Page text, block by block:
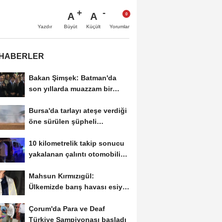
Yazdır
A
Büyüt
A
Küçült Yorumlar
Bakan Şimşek: Batman'da
son yıllarda muazzam bir
Bursa'da tarlayı ateşe verdiği
öne sürülen şüpheli
10 kilometrelik takip sonucu
yakalanan çalıntı otomobilin
Mahsun Kırmızıgül:
Ülkemizde barış havası esiyor
Çorum'da Para ve Deaf
Türkiye Şampiyonası başladı